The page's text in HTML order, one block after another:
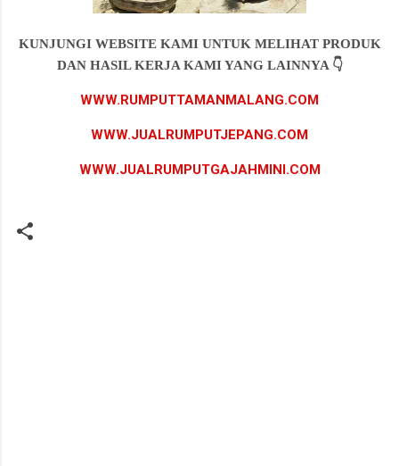
KUNJUNGI WEBSITE KAMI UNTUK MELIHAT PRODUK
DAN HASIL KERJA KAMI YANG LAINNYA 👇
WWW.RUMPUTTAMANMALANG.COM
WWW.JUALRUMPUTJEPANG.COM
WWW.JUALRUMPUTGAJAHMINI.COM